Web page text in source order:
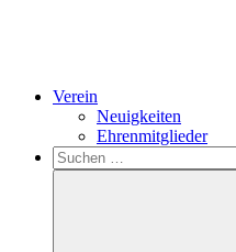
Verein
Neuigkeiten
Ehrenmitglieder
Search
Suchen
nach: